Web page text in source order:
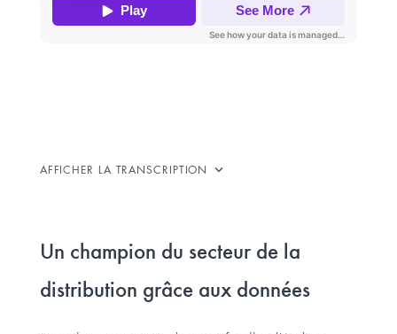
AFFICHER LA TRANSCRIPTION
Un champion du secteur de la
distribution grâce aux données